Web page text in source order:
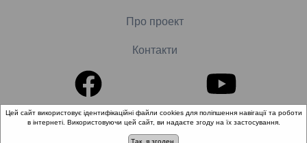
Про проект
Контакти
© 2018-2026 «Школа доказової медицини». Всі права
захищені.
Цей сайт використовує ідентифікаційні файли cookies для поліпшення навігації та роботи
в інтернеті. Використовуючи цей сайт, ви надаєте згоду на їх застосування.
Так, я згоден.